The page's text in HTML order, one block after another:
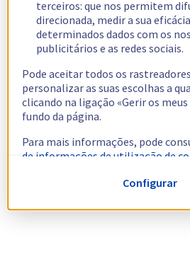
terceiros: que nos permitem
direcionada, medir a sua
determinados dados com os
publicitários e as redes sociais.
Pode aceitar todos os
personalizar as suas escolhas a
clicando na ligação «Gerir os
fundo da página.
Para mais informações, pode
de informações de utilização de
Configurar